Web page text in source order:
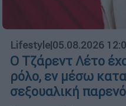
Lifestyle|05.08.2026
Ο Τζάρεντ Λέτο
ρόλο, εν μέσω
σεξουαλική